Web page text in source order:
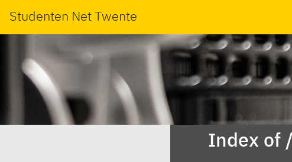
Studenten Net Twente
Index of